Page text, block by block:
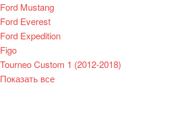
Ford Mustang
Ford Everest
Ford Expedition
Figo
Tourneo Custom 1 (2012-2018)
Показать все